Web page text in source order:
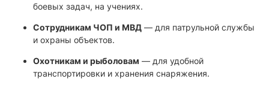
боевых задач, на учениях.
Сотрудникам ЧОП и МВД — для патрульной службы
и охраны объектов.
Охотникам и рыболовам — для удобной
транспортировки и хранения снаряжения.